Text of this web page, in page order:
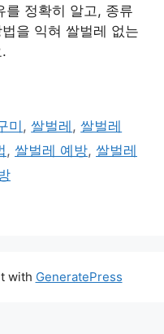
를 정확히 알고, 종류
을 익혀 쌀벌레 없는
미,쌀벌레 ,쌀벌레
, 쌀벌레 예방, 쌀벌레
with GeneratePress